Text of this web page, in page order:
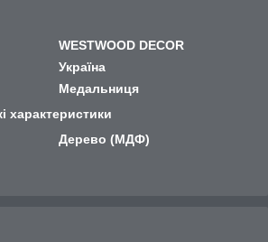
WESTWOOD DECOR
Україна
Медальниця
характеристики
Дерево (МДФ)